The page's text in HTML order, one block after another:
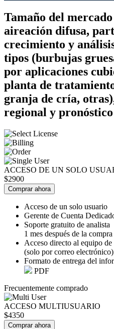
Tamaño del
aireación difusa,
crecimiento y
tipos (burbujas
por aplicaciones
planta de
granja de cría,
regional y
ACCESO DE UN SOLO
$2900
Comprar ahora
Acceso de un solo usuario
Gerente de Cuenta
Soporte gratuito de analista
1 mes después de la compra
Acceso directo al equipo de
(solo por correo electrónico)
Formato de entrega del
PDF
Frecuentemente comprado
ACCESO MULTIUSUARIO
$4350
Comprar ahora